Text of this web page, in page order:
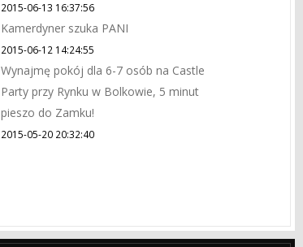
2015-06-13 16:37:56
Kamerdyner szuka PANI
2015-06-12 14:24:55
Wynajmę pokój dla 6-7 osób na Castle
Party przy Rynku w Bolkowie, 5 minut
pieszo do Zamku!
2015-05-20 20:32:40